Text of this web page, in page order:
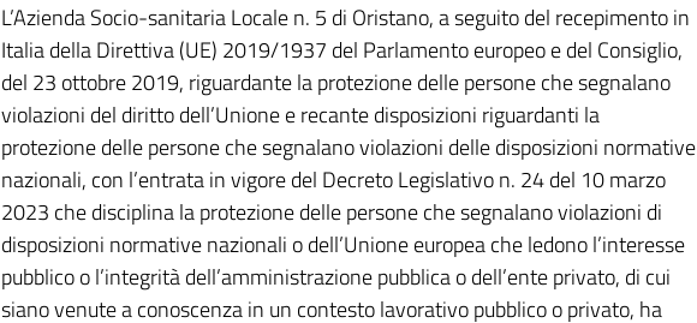
L’Azienda Socio-sanitaria Locale n. 5 di Oristano, a seguito del recepimento in
Italia della Direttiva (UE) 2019/1937 del Parlamento europeo e del Consiglio,
del 23 ottobre 2019, riguardante la protezione delle persone che segnalano
violazioni del diritto dell’Unione e recante disposizioni riguardanti la
protezione delle persone che segnalano violazioni delle disposizioni normative
nazionali, con l’entrata in vigore del Decreto Legislativo n. 24 del 10 marzo
2023 che disciplina la protezione delle persone che segnalano violazioni di
disposizioni normative nazionali o dell’Unione europea che ledono l’interesse
pubblico o l’integrità dell’amministrazione pubblica o dell’ente privato, di cui
siano venute a conoscenza in un contesto lavorativo pubblico o privato, ha